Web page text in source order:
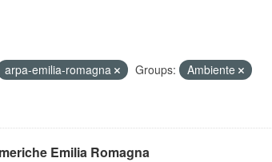
arpa-emilia-romagna Groups:
Ambiente
Emilia Romagna